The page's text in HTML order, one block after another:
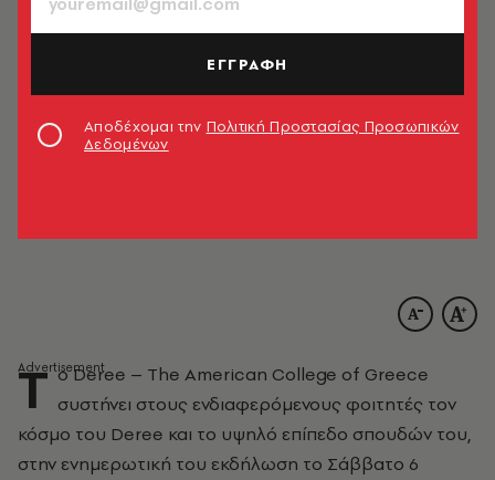
Τ ο Deree – The American College of Greece
συστήνει στους ενδιαφερόμενους φοιτητές τον
κόσμο του Deree και το υψηλό επίπεδο σπουδών του,
στην ενημερωτική του εκδήλωση το Σάββατο 6
ΕΓΓΡΑΦΗ
Αποδέχομαι την Πολιτική Προστασίας Προσωπικών
Δεδομένων